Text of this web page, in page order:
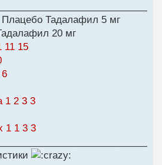
Тадалафил 5 мг
20 мг
11 15
1 2 3 3
1 1 3 3